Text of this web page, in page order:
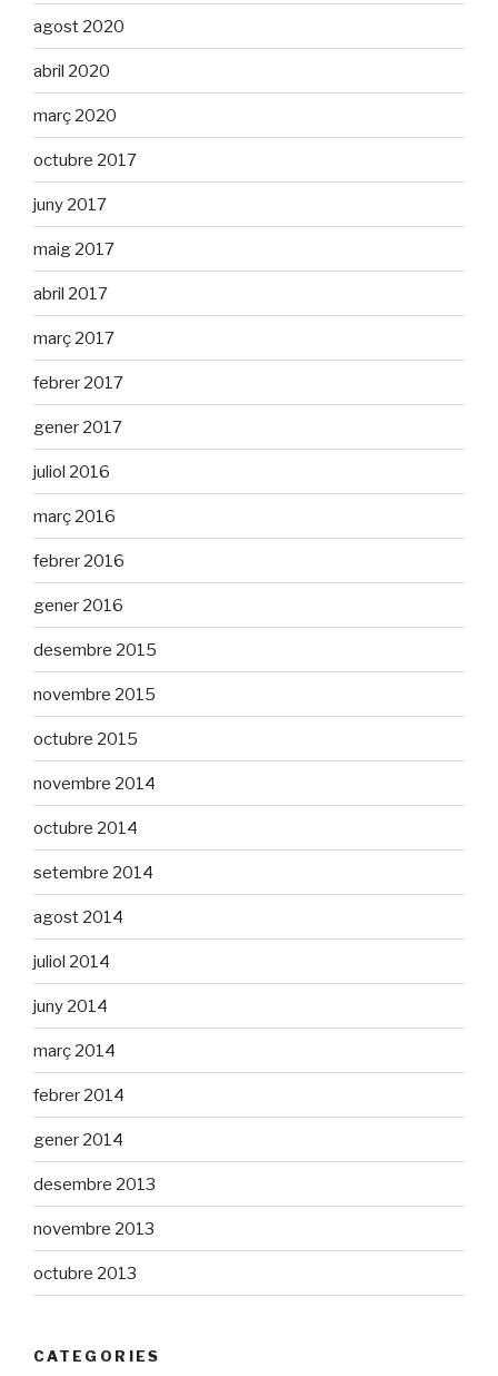
agost 2020
abril 2020
març 2020
octubre 2017
juny 2017
maig 2017
abril 2017
març 2017
febrer 2017
gener 2017
juliol 2016
març 2016
febrer 2016
gener 2016
desembre 2015
novembre 2015
octubre 2015
novembre 2014
octubre 2014
setembre 2014
agost 2014
juliol 2014
juny 2014
març 2014
febrer 2014
gener 2014
desembre 2013
novembre 2013
octubre 2013
CATEGORIES